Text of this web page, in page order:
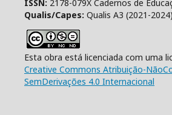
ISSN: 2178-079X Cadernos de
Qualis/Capes: Qualis A3 (2021-2024)
Esta obra está licenciada com uma
Creative Commons Atribuição-
SemDerivações 4.0 Internacional